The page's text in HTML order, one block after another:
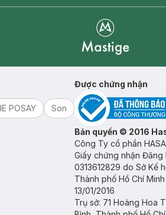
POSAY
Son
Được chứng nhận
Bản quyền © 2016
Công Ty cổ phần
Giấy chứng nhận Đăng
0313612829 do Sở Kế
Thành phố Hồ Chí
13/01/2016
Trụ sở: 71 Hoàng Hoa